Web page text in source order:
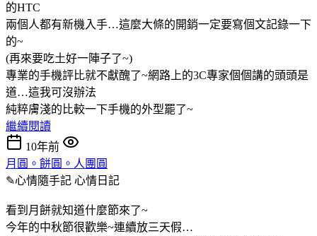
的HTC
兩個人都有新機入手…這麼大條的開銷一定要寫個文記錄一下
的~
(再來要吃土好一陣子了~)
專業的手機評比就不獻醜了~網路上的3C專家個個講的頭頭是
道…這我可沒辦法
純粹膚淺的比較一下手機的外型罷了~
繼續閱讀
10年前
月圓。餅圓。人團圓
✎心情隨手記 心情日記
看到月餅就知道什麼節來了~
今年的中秋節很歡樂~連續放三天假…